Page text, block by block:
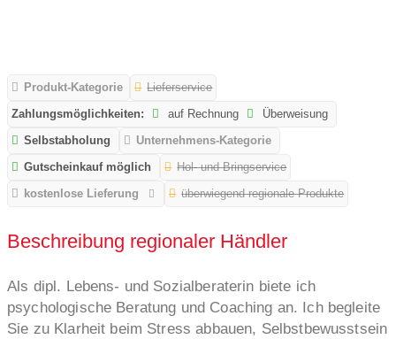
Produkt-Kategorie
Lieferservice
Zahlungsmöglichkeiten:
auf Rechnung
Überweisung
Selbstabholung
Unternehmens-Kategorie
Gutscheinkauf möglich
Hol- und Bringservice
kostenlose Lieferung
überwiegend regionale Produkte
Beschreibung regionaler Händler
Als dipl. Lebens- und Sozialberaterin biete ich
psychologische Beratung und Coaching an. Ich begleite
Sie zu Klarheit beim Stress abbauen, Selbstbewusstsein